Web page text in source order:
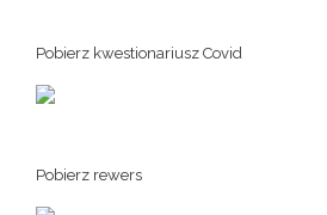
Pobierz kwestionariusz Covid
Pobierz rewers